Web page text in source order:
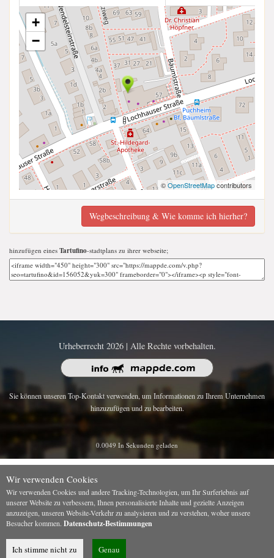
+
−
©OpenStreetMapcontributors
Wegbeschreibung & Wie komme ich hierher?
hinzufügen eines Tartufino-stadtplans zu ihrer webseite;
Urheberrecht 2026 | Alle Rechte vorbehalten.
Sie können unseren Top-Kontakt verwenden, um Informationen zu Ihrem Unternehmen
hinzuzufügen und zu bearbeiten.
0.0049 In Sekunden geladen
Wir verwenden Cookies
Wir verwenden Cookies und andere Tracking-Technologien, um Ihr Surferlebnis auf
unserer Website zu verbessern, Ihnen personalisierte Inhalte und gezielte Anzeigen
anzuzeigen, unseren Website-Verkehr zu analysieren und zu verstehen, woher unsere
Besucher kommen. Datenschutz-Bestimmungen
Ich stimme nicht zu Genau